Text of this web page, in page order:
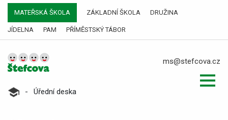
MATEŘSKÁ ŠKOLA ZÁKLADNÍ ŠKOLA DRUŽINA
JÍDELNA PAM PŘÍMĚSTSKÝ TÁBOR
ms@stefcova.cz
- Úřední deska